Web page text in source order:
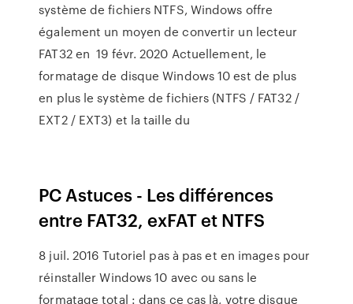
système de fichiers NTFS, Windows offre
également un moyen de convertir un lecteur
FAT32 en 19 févr. 2020 Actuellement, le
formatage de disque Windows 10 est de plus
en plus le système de fichiers (NTFS / FAT32 /
EXT2 / EXT3) et la taille du
PC Astuces - Les différences
entre FAT32, exFAT et NTFS
8 juil. 2016 Tutoriel pas à pas et en images pour
réinstaller Windows 10 avec ou sans le
formatage total : dans ce cas là, votre disque